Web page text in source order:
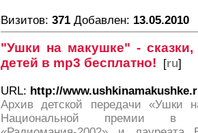
Визитов: 371 Добавлен: 13.05.2010
"Ушки на макушке" -
детей в mp3 бесплатно! [ru]
URL: http://
Архив детской передачи «Ушки
Национальной премии в